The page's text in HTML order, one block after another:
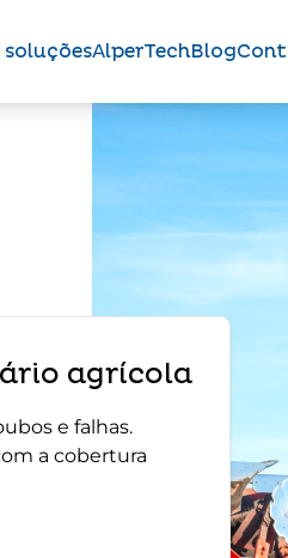
soluçõesAlperTechBlog
agrícola
e falhas.
a cobertura